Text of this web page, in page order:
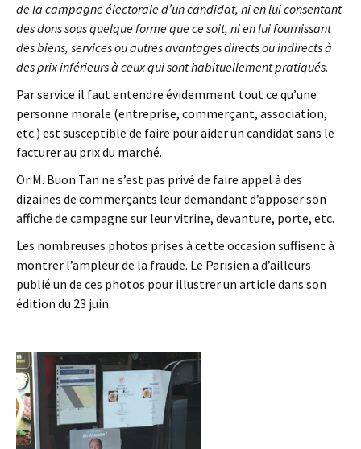
de la campagne électorale d’un candidat, ni en lui consentant
des dons sous quelque forme que ce soit, ni en lui fournissant
des biens, services ou autres avantages directs ou indirects à
des prix inférieurs à ceux qui sont habituellement pratiqués.
Par service il faut entendre évidemment tout ce qu’une
personne morale (entreprise, commerçant, association,
etc.) est susceptible de faire pour aider un candidat sans le
facturer au prix du marché.
Or M. Buon Tan ne s’est pas privé de faire appel à des
dizaines de commerçants leur demandant d’apposer son
affiche de campagne sur leur vitrine, devanture, porte, etc.
Les nombreuses photos prises à cette occasion suffisent à
montrer l’ampleur de la fraude. Le Parisien a d’ailleurs
publié un de ces photos pour illustrer un article dans son
édition du 23 juin.